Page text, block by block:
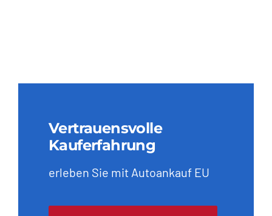
Vertrauensvolle
Kauferfahrung
erleben Sie mit Autoankauf EU